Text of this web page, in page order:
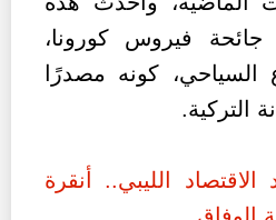
جائحة فيروس كورونا،
كونه مصدرًا
التركية.
الليبي.. أنقرة